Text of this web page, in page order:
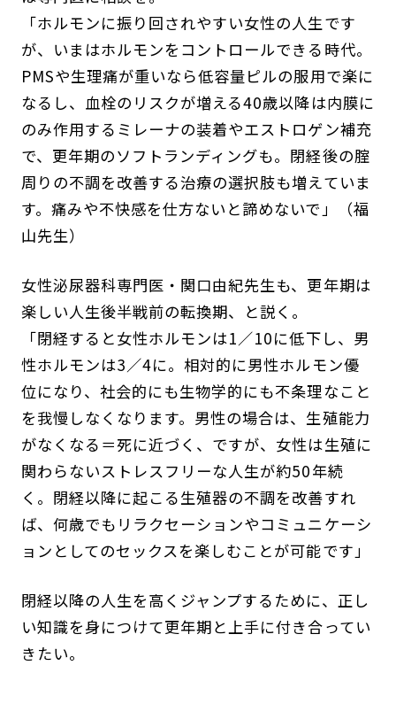
「ホルモンに振り回されやすい女性の人生です
が、いまはホルモンをコントロールできる時代。
PMSや生理痛が重いなら低容量ピルの服用で楽に
なるし、血栓のリスクが増える40歳以降は内膜に
のみ作用するミレーナの装着やエストロゲン補充
で、更年期のソフトランディングも。閉経後の腟
周りの不調を改善する治療の選択肢も増えていま
す。痛みや不快感を仕方ないと諦めないで」（福
山先生）
女性泌尿器科専門医・関口由紀先生も、更年期は
楽しい人生後半戦前の転換期、と説く。
「閉経すると女性ホルモンは1／10に低下し、男
性ホルモンは3／4に。相対的に男性ホルモン優
位になり、社会的にも生物学的にも不条理なこと
を我慢しなくなります。男性の場合は、生殖能力
がなくなる＝死に近づく、ですが、女性は生殖に
関わらないストレスフリーな人生が約50年続
く。閉経以降に起こる生殖器の不調を改善すれ
ば、何歳でもリラクセーションやコミュニケーシ
ョンとしてのセックスを楽しむことが可能です」
閉経以降の人生を高くジャンプするために、正し
い知識を身につけて更年期と上手に付き合ってい
きたい。